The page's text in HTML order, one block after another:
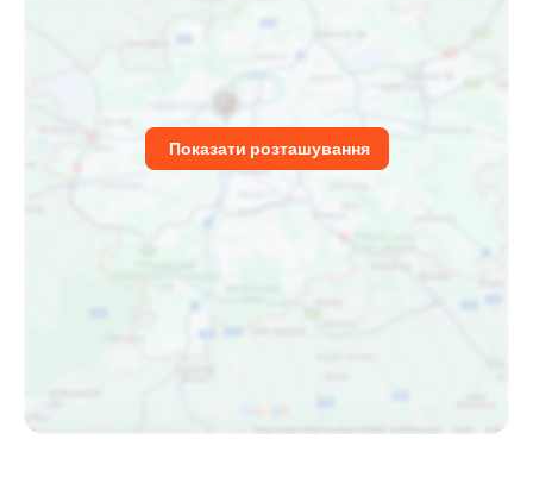
Показати розташування